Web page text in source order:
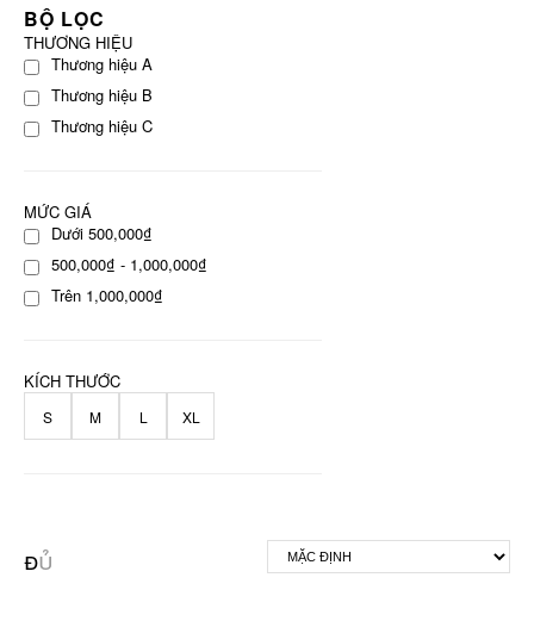
BỘ LỌC
THƯƠNG HIỆU
Thương hiệu A
Thương hiệu B
Thương hiệu C
MỨC GIÁ
Dưới 500,000₫
500,000₫ - 1,000,000₫
Trên 1,000,000₫
KÍCH THƯỚC
S M L XL